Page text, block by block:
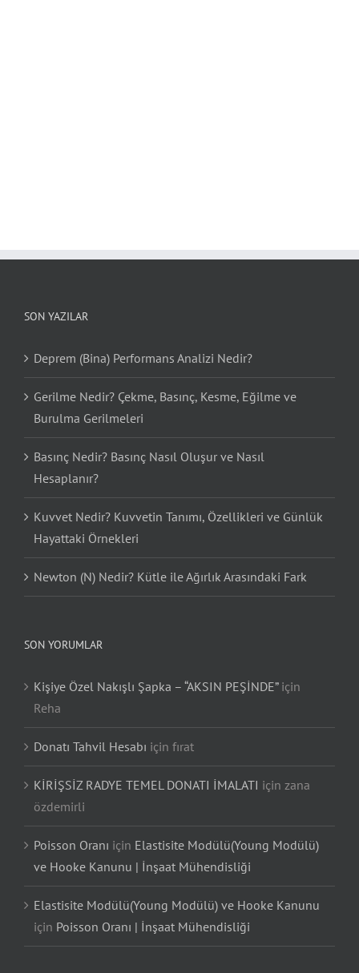
SON YAZILAR
Deprem (Bina) Performans Analizi Nedir?
Gerilme Nedir? Çekme, Basınç, Kesme, Eğilme ve
Burulma Gerilmeleri
Basınç Nedir? Basınç Nasıl Oluşur ve Nasıl
Hesaplanır?
Kuvvet Nedir? Kuvvetin Tanımı, Özellikleri ve Günlük
Hayattaki Örnekleri
Newton (N) Nedir? Kütle ile Ağırlık Arasındaki Fark
SON YORUMLAR
Kişiye Özel Nakışlı Şapka – “AKSIN PEŞİNDE”için
Reha
Donatı Tahvil Hesabı için fırat
KİRİŞSİZ RADYE TEMEL DONATI İMALATI için zana
özdemirli
Poisson Oranı için Elastisite Modülü(Young Modülü)
ve Hooke Kanunu | İnşaat Mühendisliği
Elastisite Modülü(Young Modülü) ve Hooke Kanunu
için Poisson Oranı | İnşaat Mühendisliği